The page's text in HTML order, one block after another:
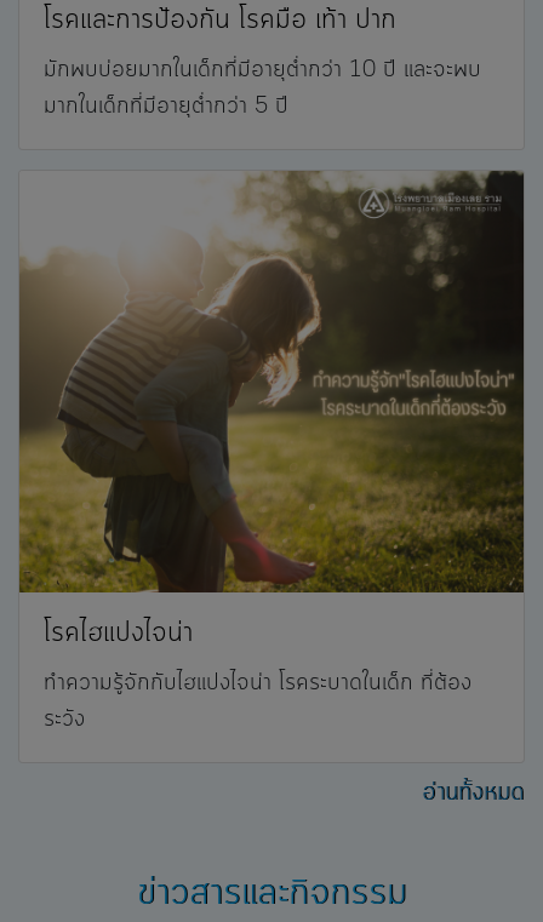
โรคและการป้องกัน โรคมือ เท้า ปาก
มักพบบ่อยมากในเด็กที่มีอายุต่ำกว่า 10 ปี และจะพบ
มากในเด็กที่มีอายุต่ำกว่า 5 ปี
โรคไฮแปงไจน่า
ทำความรู้จักกับไฮแปงไจน่า โรคระบาดในเด็ก ที่ต้อง
ระวัง
อ่านทั้งหมด
ข่าวสารและกิจกรรม